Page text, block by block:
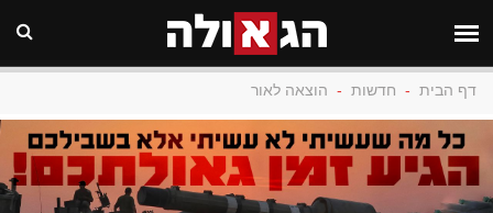
דף הבית - חדשות - הוצאה לאור